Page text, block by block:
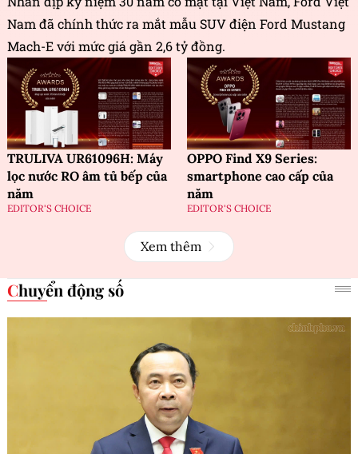
Nam đã chính thức ra mắt mẫu SUV điện Ford Mustang
Mach-E với mức giá gần 2,6 tỷ đồng.
TRULIVA UR61096H: Máy
lọc nước RO âm tủ bếp của
năm
EDITOR'S CHOICE
OPPO Find X9 Series:
smartphone cao cấp của
năm
EDITOR'S CHOICE
Xem thêm
Chuyển động số